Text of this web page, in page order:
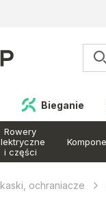
Bieganie
Rowery
i części
ochraniacze